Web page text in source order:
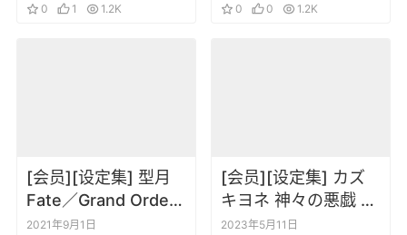
0
1 1.2K
片图鉴插画集
0
0 1.2K
[会员][设定集] 型月
Fate／Grand Order
material V
2021年9月1日
[会员][设定集] カズ
キヨネ 神々の悪戯 オ
フィシャルファンブ
2023年5月11日